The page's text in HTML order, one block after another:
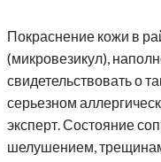
Покраснение кожи в
(микровезикул),
свидетельствовать о
серьезном
эксперт. Состояние
шелушением,